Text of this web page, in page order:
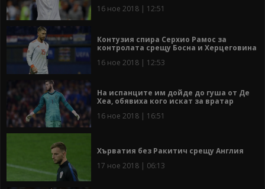
16 ное 2018 | 12:51
Контузия спира Серхио Рамос за
контролата срещу Босна и Херцеговина
16 ное 2018 | 12:53
На испанците им дойде до гуша от Де
Хеа, обявиха кого искат за вратар
16 ное 2018 | 16:51
Хърватия без Ракитич срещу Англия
17 ное 2018 | 06:13